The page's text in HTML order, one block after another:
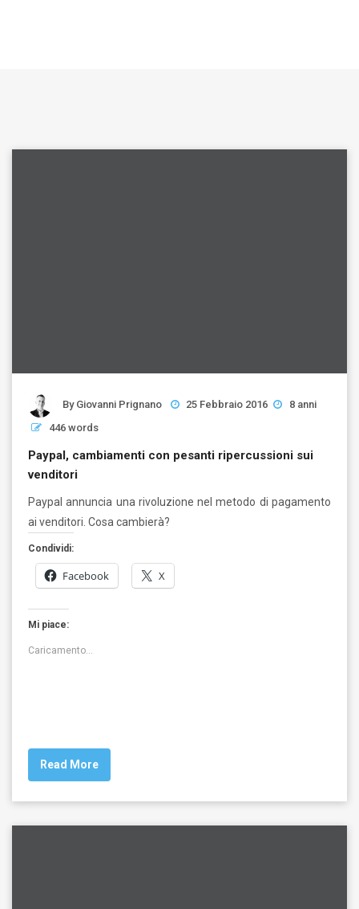
By Giovanni Prignano 25 Febbraio 2016
8 anni
446 words
Paypal, cambiamenti con pesanti ripercussioni sui
venditori
Paypal annuncia una rivoluzione nel metodo di pagamento
ai venditori. Cosa cambierà?
Condividi:
Facebook X
Mi piace:
Caricamento...
Read More